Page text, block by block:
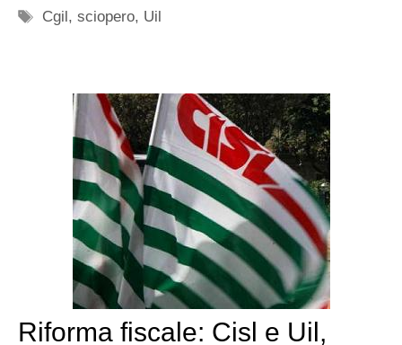
Tag
Cgil ,sciopero, Uil
Riforma fiscale: Cisl e Uil,